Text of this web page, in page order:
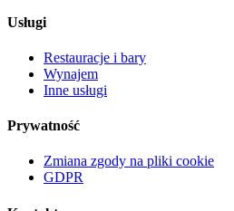
Usługi
Restauracje i bary
Wynajem
Inne usługi
Prywatność
Zmiana zgody na pliki cookie
GDPR